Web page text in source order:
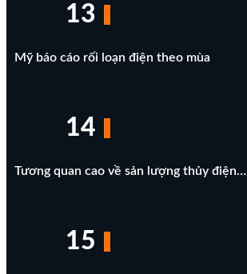
13
Mỹ báo cáo rối loạn điện theo mùa
14
Tương quan cao về sản lượng thủy điện…
15